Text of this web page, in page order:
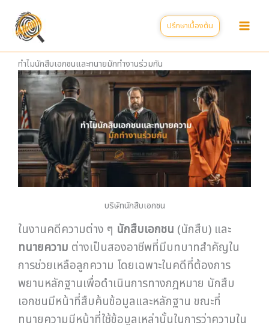
content
ปรึกษาเบื้องต้น
ทำไมนักสืบเอกชนและทนายมักทำงานร่วมกัน
บริษัทนักสืบเอกชน
ในงานคดีความต่าง ๆ นักสืบเอกชน (นักสืบ) และ
ทนายความ ต่างเป็นสองอาชีพที่มีบทบาทสำคัญใน
การช่วยเหลือลูกความ โดยเฉพาะในคดีที่ต้องการ
พยานหลักฐานเพื่อดำเนินการทางกฎหมาย นักสืบ
เอกชนมีหน้าที่สืบค้นข้อมูลและหลักฐาน ขณะที่
ทนายความมีหน้าที่ใช้ข้อมูลเหล่านั้นในการว่าความใน